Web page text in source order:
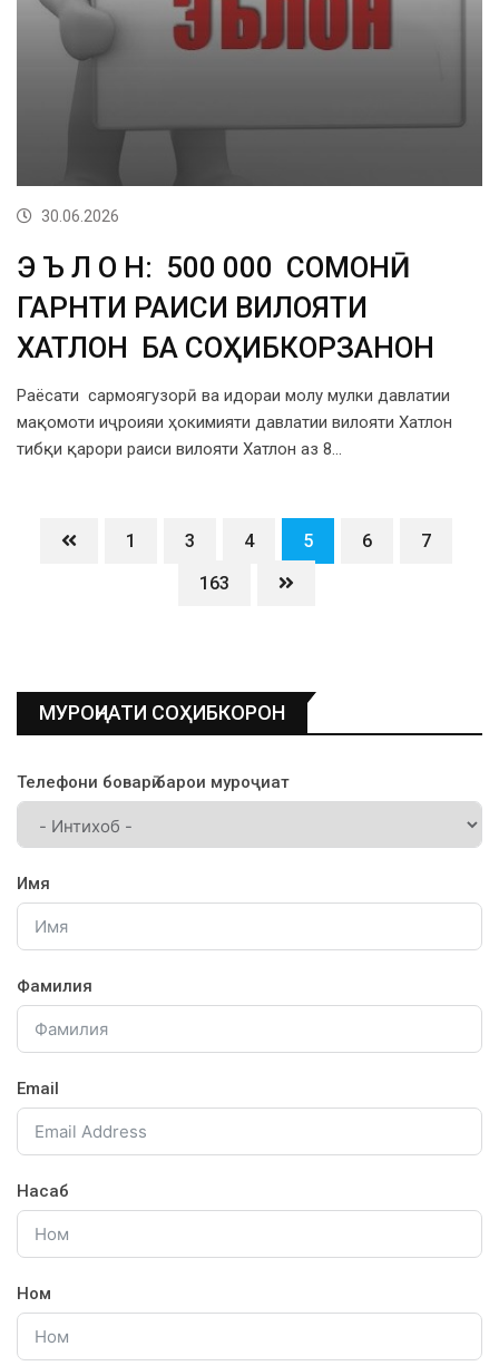
30.06.2026
Э Ъ Л О Н: 500 000 СОМОНӢ
ГАРНТИ РАИСИ ВИЛОЯТИ
ХАТЛОН БА СОҲИБКОРЗАНОН
Раёсати сармоягузорӣ ва идораи молу мулки давлатии
мақомоти иҷроияи ҳокимияти давлатии вилояти Хатлон
тибқи қарори раиси вилояти Хатлон аз 8…
1 3 4 5 6
7
163
МУРОҶИАТИ СОҲИБКОРОН
Телефони боварӣ барои муроҷиат
Имя
Фамилия
Email
Насаб
Ном